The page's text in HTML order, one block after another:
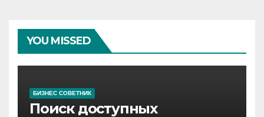
YOU MISSED
БИЗНЕС СОВЕТНИК
Поиск доступных